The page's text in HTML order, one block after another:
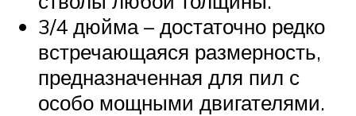
3/4 дюйма – достаточно редко
встречающаяся размерность,
предназначенная для пил с
особо мощными двигателями.